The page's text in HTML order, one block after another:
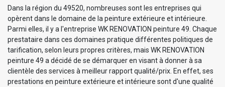
Dans la région du 49520, nombreuses sont les entreprises qui
opèrent dans le domaine de la peinture extérieure et intérieure.
Parmi elles, il y a l'entreprise WK RENOVATION peinture 49. Chaque
prestataire dans ces domaines pratique différentes politiques de
tarification, selon leurs propres critères, mais WK RENOVATION
peinture 49 a décidé de se démarquer en visant à donner à sa
clientèle des services à meilleur rapport qualité/prix. En effet, ses
prestations en peinture extérieure et intérieure sont d'une qualité